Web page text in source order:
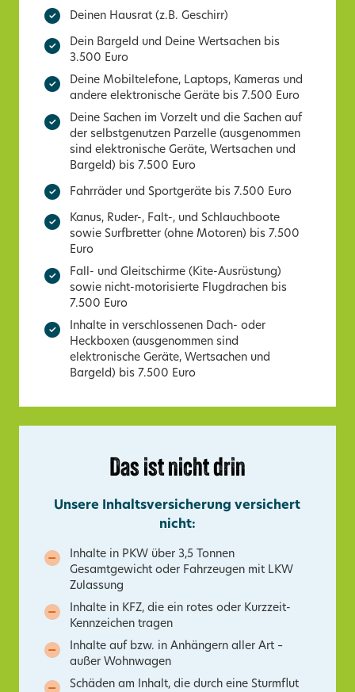
Deinen Hausrat (z.B. Geschirr)
Dein Bargeld und Deine Wertsachen bis
3.500 Euro
Deine Mobiltelefone, Laptops, Kameras und
andere elektronische Geräte bis 7.500 Euro
Deine Sachen im Vorzelt und die Sachen auf
der selbstgenutzen Parzelle (ausgenommen
sind elektronische Geräte, Wertsachen und
Bargeld) bis 7.500 Euro
Fahrräder und Sportgeräte bis 7.500 Euro
Kanus, Ruder-, Falt-, und Schlauchboote
sowie Surfbretter (ohne Motoren) bis 7.500
Euro
Fall- und Gleitschirme (Kite-Ausrüstung)
sowie nicht-motorisierte Flugdrachen bis
7.500 Euro
Inhalte in verschlossenen Dach- oder
Heckboxen (ausgenommen sind
elektronische Geräte, Wertsachen und
Bargeld) bis 7.500 Euro
Das ist nicht drin
Unsere Inhaltsversicherung versichert
nicht:
Inhalte in PKW über 3,5 Tonnen
Gesamtgewicht oder Fahrzeugen mit LKW
Zulassung
Inhalte in KFZ, die ein rotes oder Kurzzeit-
Kennzeichen tragen
Inhalte auf bzw. in Anhängern aller Art –
außer Wohnwagen
Schäden am Inhalt, die durch eine Sturmflut